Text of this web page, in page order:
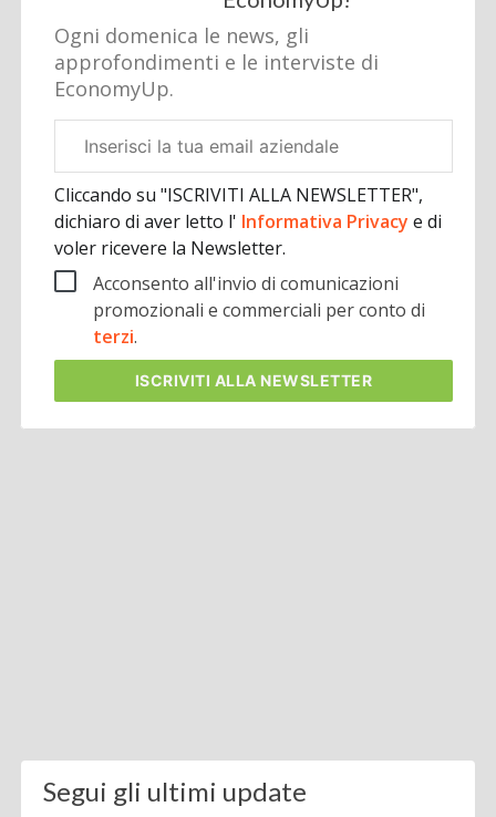
Ogni domenica le news, gli
approfondimenti e le interviste di
EconomyUp.
aziendale
Cliccando su "ISCRIVITI ALLA NEWSLETTER",
dichiaro di aver letto l' Informativa Privacye di
voler ricevere la Newsletter.
Acconsento all'invio di comunicazioni
promozionali e commerciali per conto di
terzi.
ISCRIVITI ALLA NEWSLETTER
Segui gli ultimi update